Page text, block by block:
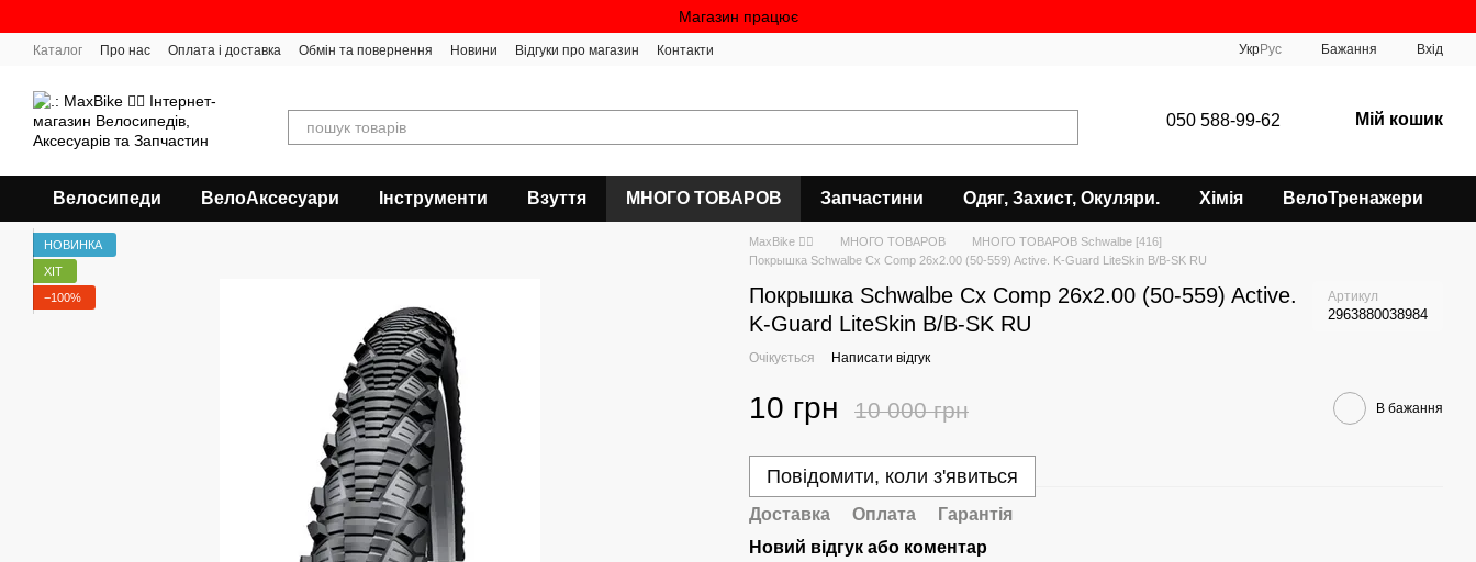
Магазин працює
Каталог Про нас Оплата і доставка Обмін та повернення Новини Відгуки про магазин Контакти УкрРус Бажання Вхід
050 588-99-62 Мій кошик
Велосипеди ВелоАксесуари Інструменти Взуття МНОГО ТОВАРОВ Запчастини Одяг, Захист, Окуляри. Хімія ВелоТренажери
НОВИНКА
ХІТ
−100%
MaxBike 🚴‍♀ МНОГО ТОВАРОВ
МНОГО ТОВАРОВ Schwalbe [416]
Покрышка Schwalbe Cx Comp 26x2.00 (50-559) Active. K-Guard LiteSkin B/B-SK RU
Покрышка Schwalbe Cx Comp 26x2.00 (50-559) Active.
K-Guard LiteSkin B/B-SK RU
Артикул
2963880038984
Очікується Написати відгук
10 грн 10 000 грн В бажання
Повідомити, коли з'явиться
Доставка Оплата
Гарантія
Новий відгук або коментар